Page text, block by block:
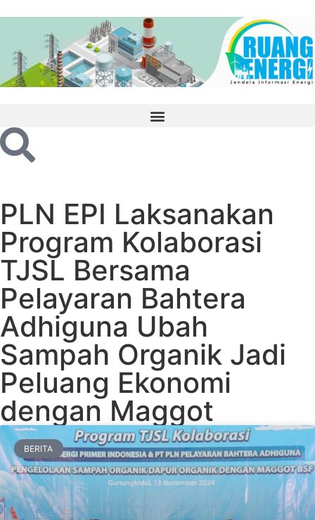
PLN EPI Laksanakan
Program Kolaborasi
TJSL Bersama
Pelayaran Bahtera
Adhiguna Ubah
Sampah Organik Jadi
Peluang Ekonomi
dengan Maggot
BERITA